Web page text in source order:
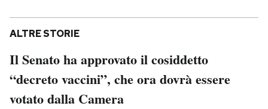
ALTRE STORIE
Il Senato ha approvato il cosiddetto
“decreto vaccini”, che ora dovrà essere
votato dalla Camera